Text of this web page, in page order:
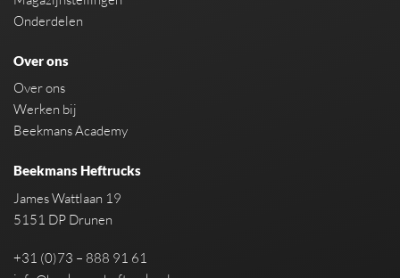
Onderdelen
Over ons
Over ons
Werken bij
Beekmans Academy
Beekmans Heftrucks
James Wattlaan 19
5151 DP Drunen
+31 (0)73 – 888 91 61